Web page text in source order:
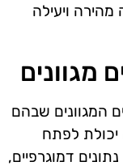
ויעילה
מגוונים
המגוונים שבהם
יכולת לפתח
דמוגרפיים,